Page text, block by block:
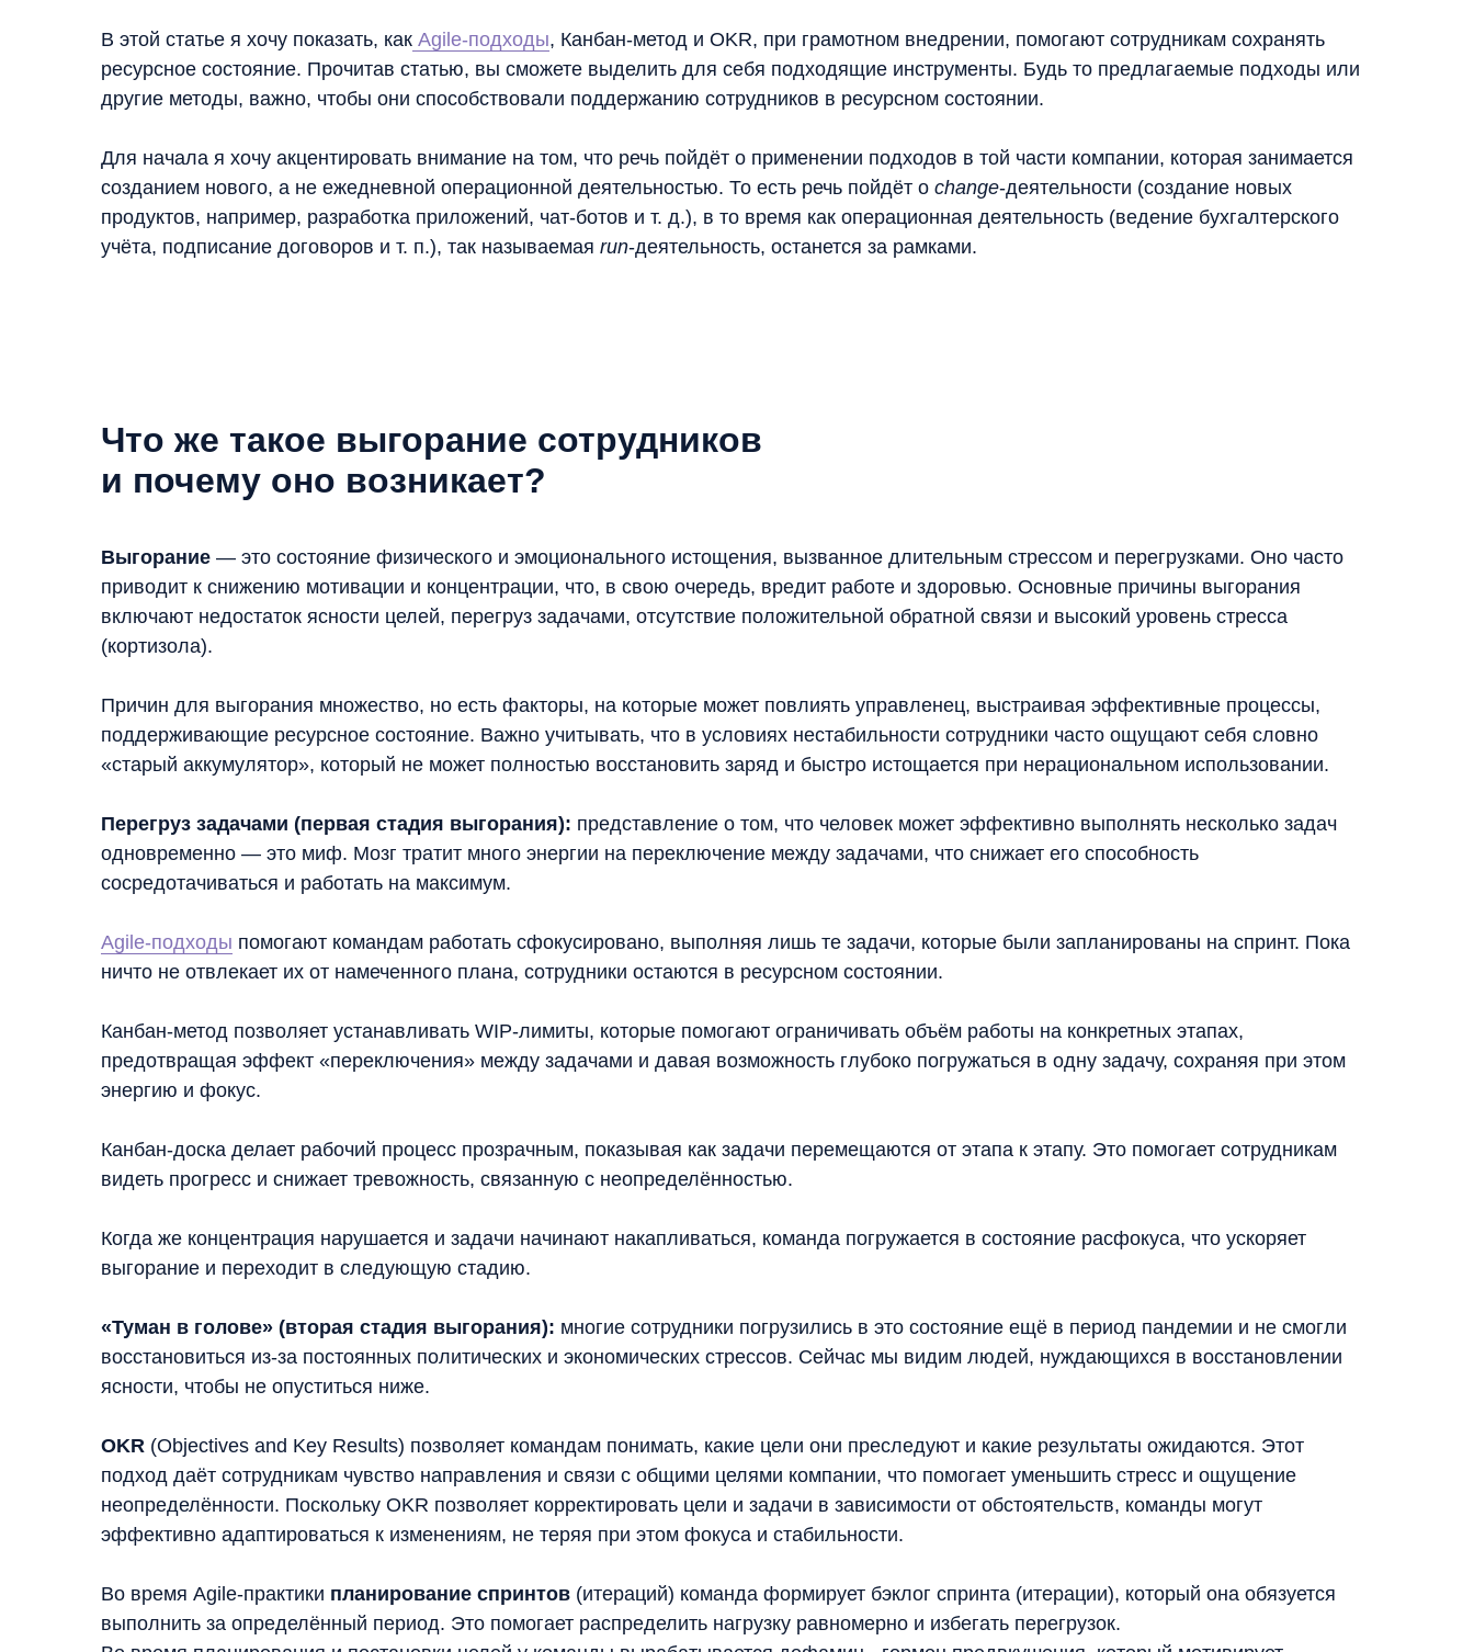
В этой статье я хочу показать, как Agile-подходы, Канбан-метод и OKR, при грамотном внедрении, помогают сотрудникам сохранять
ресурсное состояние. Прочитав статью, вы сможете выделить для себя подходящие инструменты. Будь то предлагаемые подходы или
другие методы, важно, чтобы они способствовали поддержанию сотрудников в ресурсном состоянии.
Для начала я хочу акцентировать внимание на том, что речь пойдёт о применении подходов в той части компании, которая занимается
созданием нового, а не ежедневной операционной деятельностью. То есть речь пойдёт о change-деятельности (создание новых
продуктов, например, разработка приложений, чат-ботов и т. д.), в то время как операционная деятельность (ведение бухгалтерского
учёта, подписание договоров и т. п.), так называемая run-деятельность, останется за рамками.
Что же такое выгорание сотрудников
и почему оно возникает?
Выгорание — это состояние физического и эмоционального истощения, вызванное длительным стрессом и перегрузками. Оно часто
приводит к снижению мотивации и концентрации, что, в свою очередь, вредит работе и здоровью. Основные причины выгорания
включают недостаток ясности целей, перегруз задачами, отсутствие положительной обратной связи и высокий уровень стресса
(кортизола).
Причин для выгорания множество, но есть факторы, на которые может повлиять управленец, выстраивая эффективные процессы,
поддерживающие ресурсное состояние. Важно учитывать, что в условиях нестабильности сотрудники часто ощущают себя словно
«старый аккумулятор», который не может полностью восстановить заряд и быстро истощается при нерациональном использовании.
Перегруз задачами (первая стадия выгорания): представление о том, что человек может эффективно выполнять несколько задач
одновременно — это миф. Мозг тратит много энергии на переключение между задачами, что снижает его способность
сосредотачиваться и работать на максимум.
Agile-подходы помогают командам работать сфокусировано, выполняя лишь те задачи, которые были запланированы на спринт. Пока
ничто не отвлекает их от намеченного плана, сотрудники остаются в ресурсном состоянии.
Канбан-метод позволяет устанавливать WIP-лимиты, которые помогают ограничивать объём работы на конкретных этапах,
предотвращая эффект «переключения» между задачами и давая возможность глубоко погружаться в одну задачу, сохраняя при этом
энергию и фокус.
Канбан-доска делает рабочий процесс прозрачным, показывая как задачи перемещаются от этапа к этапу. Это помогает сотрудникам
видеть прогресс и снижает тревожность, связанную с неопределённостью.
Когда же концентрация нарушается и задачи начинают накапливаться, команда погружается в состояние расфокуса, что ускоряет
выгорание и переходит в следующую стадию.
«Туман в голове» (вторая стадия выгорания): многие сотрудники погрузились в это состояние ещё в период пандемии и не смогли
восстановиться из-за постоянных политических и экономических стрессов. Сейчас мы видим людей, нуждающихся в восстановлении
ясности, чтобы не опуститься ниже.
OKR (Objectives and Key Results) позволяет командам понимать, какие цели они преследуют и какие результаты ожидаются. Этот
подход даёт сотрудникам чувство направления и связи с общими целями компании, что помогает уменьшить стресс и ощущение
неопределённости. Поскольку OKR позволяет корректировать цели и задачи в зависимости от обстоятельств, команды могут
эффективно адаптироваться к изменениям, не теряя при этом фокуса и стабильности.
Во время Agilе-практики планирование спринтов (итераций) команда формирует бэклог спринта (итерации), который она обязуется
выполнить за определённый период. Это помогает распределить нагрузку равномерно и избегать перегрузок.